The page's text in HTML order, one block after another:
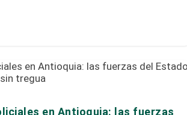
en Antioquia: las fuerzas